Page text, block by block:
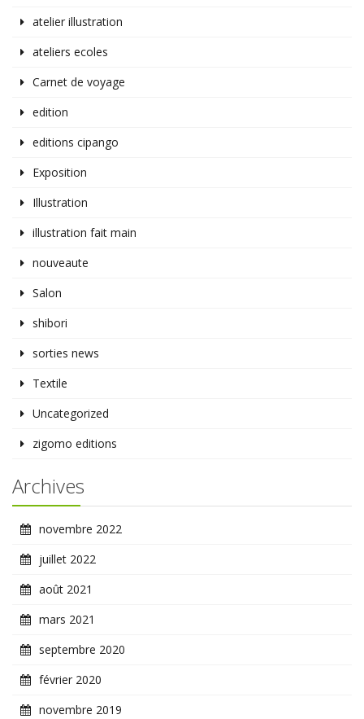
atelier illustration
ateliers ecoles
Carnet de voyage
edition
editions cipango
Exposition
Illustration
illustration fait main
nouveaute
Salon
shibori
sorties news
Textile
Uncategorized
zigomo editions
Archives
novembre 2022
juillet 2022
août 2021
mars 2021
septembre 2020
février 2020
novembre 2019